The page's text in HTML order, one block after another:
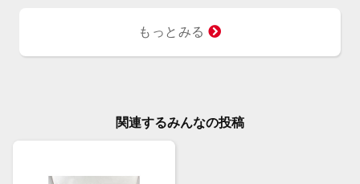
もっとみる
関連するみんなの投稿